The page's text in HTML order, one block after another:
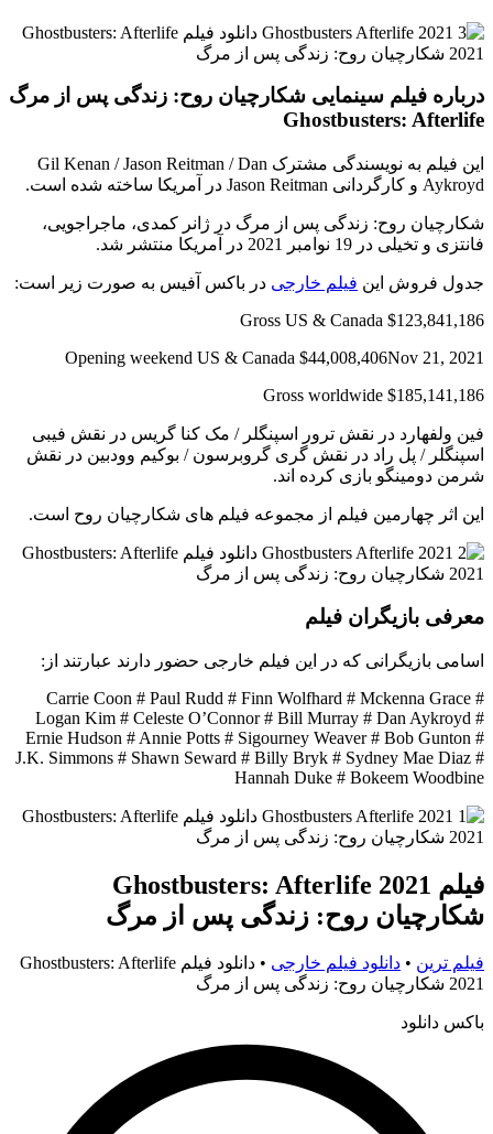
درباره فیلم سینمایی شکارچیان روح: زندگی پس از مرگ
Ghostbusters: Afterlife
این فیلم به نویسندگی مشترک Gil Kenan / Jason Reitman / Dan
Aykroyd و کارگردانی Jason Reitman در آمریکا ساخته شده است.
شکارچیان روح: زندگی پس از مرگ در ژانر کمدی، ماجراجویی،
فانتزی و تخیلی در 19 نوامبر 2021 در آمریکا منتشر شد.
جدول فروش این فیلم خارجی در باکس آفیس به صورت زیر است:
Gross US & Canada $123,841,186
Opening weekend US & Canada $44,008,406Nov 21, 2021
Gross worldwide $185,141,186
فین ولفهارد در نقش ترور اسپنگلر / مک کنا گریس در نقش فیبی
اسپنگلر / پل راد در نقش گری گروبرسون / بوکیم وودبین در نقش
شرمن دومینگو بازی کرده اند.
این اثر چهارمین فیلم از مجموعه فیلم های شکارچیان روح است.
معرفی بازیگران فیلم
اسامی بازیگرانی که در این فیلم خارجی حضور دارند عبارتند از:
Carrie Coon # Paul Rudd # Finn Wolfhard # Mckenna Grace #
Logan Kim # Celeste O’Connor # Bill Murray # Dan Aykroyd #
Ernie Hudson # Annie Potts # Sigourney Weaver # Bob Gunton #
J.K. Simmons # Shawn Seward # Billy Bryk # Sydney Mae Diaz #
Hannah Duke # Bokeem Woodbine
فیلم Ghostbusters: Afterlife 2021
شکارچیان روح: زندگی پس از مرگ
فیلم ترین • دانلود فیلم خارجی •
دانلود فیلم Ghostbusters: Afterlife
2021 شکارچیان روح: زندگی پس از مرگ
باکس دانلود